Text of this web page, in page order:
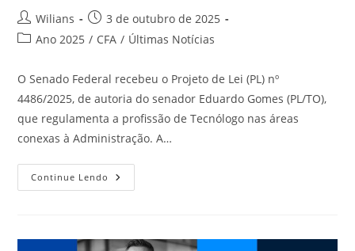
Autor
do
Wilians
Post
publicado:
3 de outubro de 2025
Categoria
Ano 2025 / CFA / Últimas Notícias
O Senado Federal recebeu o Projeto de Lei (PL) nº
4486/2025, de autoria do senador Eduardo Gomes (PL/TO),
que regulamenta a profissão de Tecnólogo nas áreas
conexas à Administração. A…
Continue Lendo PL
Regulamenta
Áreas